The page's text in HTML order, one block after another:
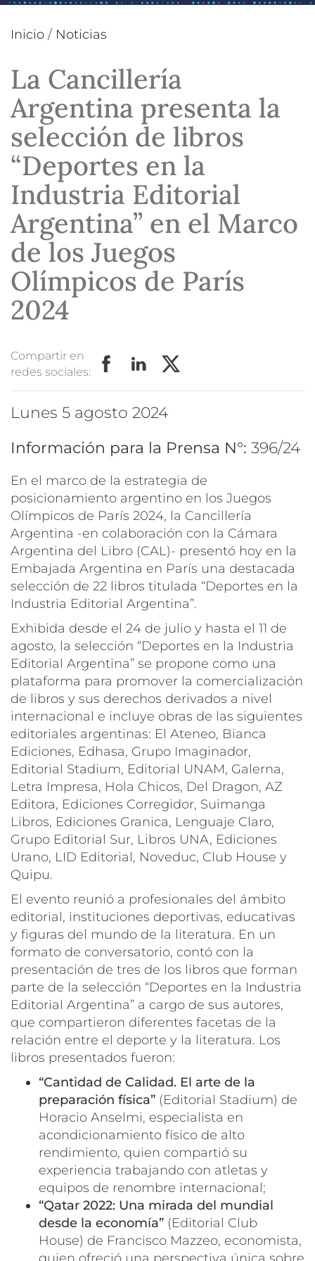
Inicio / Noticias
La Cancillería
Argentina presenta la
selección de libros
“Deportes en la
Industria Editorial
Argentina” en el Marco
de los Juegos
Olímpicos de París
2024
Compartir en
redes sociales:
lunes 5 agosto 2024
Información para la Prensa N°: 396/24
En el marco de la estrategia de
posicionamiento argentino en los Juegos
Olímpicos de París 2024, la Cancillería
Argentina -en colaboración con la Cámara
Argentina del Libro (CAL)- presentó hoy en la
Embajada Argentina en París una destacada
selección de 22 libros titulada “Deportes en la
Industria Editorial Argentina”.
Exhibida desde el 24 de julio y hasta el 11 de
agosto, la selección “Deportes en la Industria
Editorial Argentina” se propone como una
plataforma para promover la comercialización
de libros y sus derechos derivados a nivel
internacional e incluye obras de las siguientes
editoriales argentinas: El Ateneo, Bianca
Ediciones, Edhasa, Grupo Imaginador,
Editorial Stadium, Editorial UNAM, Galerna,
Letra Impresa, Hola Chicos, Del Dragon, AZ
Editora, Ediciones Corregidor, Suimanga
Libros, Ediciones Granica, Lenguaje Claro,
Grupo Editorial Sur, Libros UNA, Ediciones
Urano, LID Editorial, Noveduc, Club House y
Quipu.
El evento reunió a profesionales del ámbito
editorial, instituciones deportivas, educativas
y figuras del mundo de la literatura. En un
formato de conversatorio, contó con la
presentación de tres de los libros que forman
parte de la selección “Deportes en la Industria
Editorial Argentina” a cargo de sus autores,
que compartieron diferentes facetas de la
relación entre el deporte y la literatura. Los
libros presentados fueron:
“Cantidad de Calidad. El arte de la
preparación física” (Editorial Stadium) de
Horacio Anselmi, especialista en
acondicionamiento físico de alto
rendimiento, quien compartió su
experiencia trabajando con atletas y
equipos de renombre internacional;
“Qatar 2022: Una mirada del mundial
desde la economía” (Editorial Club
House) de Francisco Mazzeo, economista,